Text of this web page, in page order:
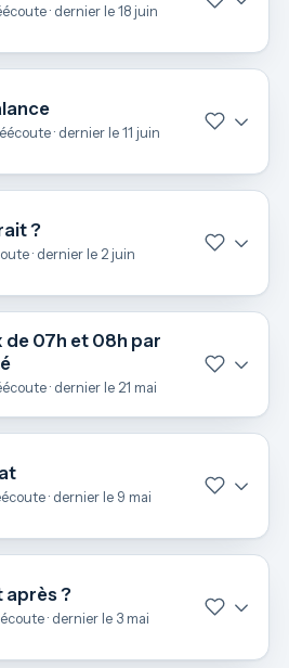
· dernier le 18 juin
· dernier le 11 juin
?
· dernier le 2 juin
de 07h et 08h par
· dernier le 21 mai
· dernier le 9 mai
après ?
· dernier le 3 mai